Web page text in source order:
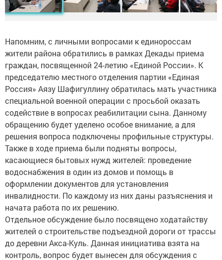
Напомним, с личными вопросами к единороссам
жители района обратились в рамках Декады приема
граждан, посвященной 24-летию «Единой России». К
председателю местного отделения партии «Единая
Россия» Аязу Шафигуллину обратилась мать участника
специальной военной операции с просьбой оказать
содействие в вопросах реабилитации сына. Данному
обращению будет уделено особое внимание, а для
решения вопроса подключены профильные структуры.
Также в ходе приема были подняты вопросы,
касающиеся бытовых нужд жителей: проведение
водоснабжения в один из домов и помощь в
оформлении документов для установления
инвалидности. По каждому из них даны разъяснения и
начата работа по их решению.
Отдельное обсуждение было посвящено ходатайству
жителей о строительстве подъездной дороги от трассы
до деревни Акса-Куль. Данная инициатива взята на
контроль, вопрос будет вынесен для обсуждения с